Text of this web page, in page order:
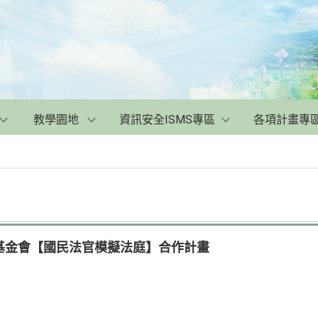
教學園地 資訊安全ISMS專區 各項計畫專
會【國民法官模擬法庭】合作計畫